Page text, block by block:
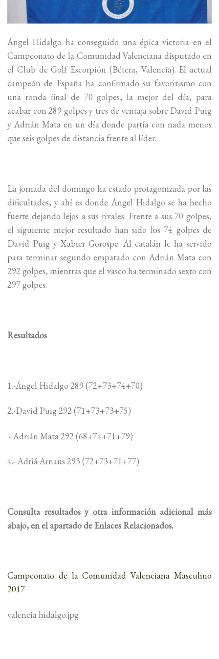
Ángel Hidalgo ha conseguido una épica victoria en el
Campeonato de la Comunidad Valenciana disputado en
el Club de Golf Escorpión (Bétera, Valencia). El actual
campeón de España ha confirmado su favoritismo con
una ronda final de 70 golpes, la mejor del día, para
acabar con 289 golpes y tres de ventaja sobre David Puig
y Adrián Mata en un día donde partía con nada menos
que seis golpes de distancia frente al líder.
La jornada del domingo ha estado protagonizada por las
dificultades, y ahí es donde Ángel Hidalgo se ha hecho
fuerte dejando lejos a sus rivales. Frente a sus 70 golpes,
el siguiente mejor resultado han sido los 74 golpes de
David Puig y Xabier Gorospe. Al catalán le ha servido
para terminar segundo empatado con Adrián Mata con
292 golpes, mientras que el vasco ha terminado sexto con
297 golpes.
Resultados
1.-Ángel Hidalgo 289 (72+73+74+70)
2.-David Puig 292 (71+73+73+75)
.- Adrián Mata 292 (68+74+71+79)
4.- Adriá Arnaus 293 (72+73+71+77)
Consulta resultados y otra información adicional más
abajo, en el apartado de Enlaces Relacionados.
Campeonato de la Comunidad Valenciana Masculino
2017
valencia hidalgo.jpg